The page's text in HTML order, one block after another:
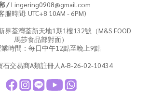
/Lingering0908@gmail.com
服時間: UTC+8 10AM - 6PM)
界荃灣荃新天地1期1樓132號（M&S FOOD
馬莎食品部對面）
業時間：每日中午12點至晚上9點
石交易商A類註冊人A-B-26-02-10434